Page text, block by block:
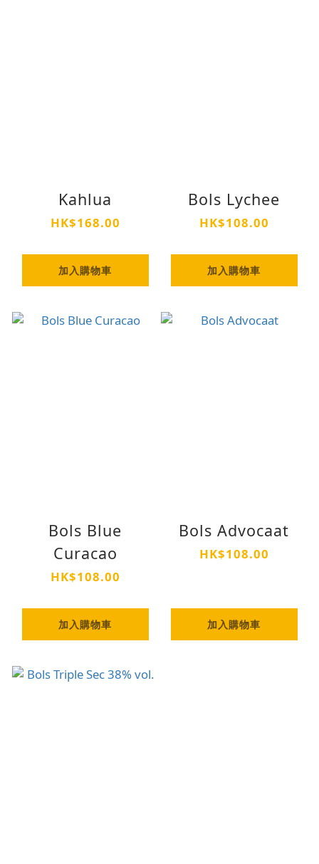
Kahlua
HK$168.00
加入購物車
Bols Lychee
HK$108.00
加入購物車
Bols Blue
Curacao
HK$108.00
加入購物車
Bols Advocaat
HK$108.00
加入購物車